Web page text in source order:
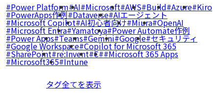
Power Platform AI Microsoft AWS Build Azure Kiro
PowerApps作例 Dataverse AIエージェント
Microsoft Copilot AI初心者向け Miura OpenAI
Microsoft Entra Yamatoya Power Automate作例
Power Apps Teams Gemini Google セキュリティ
Google Workspace Copilot for Microsoft 365
SharePoint re:Invent C# Microsoft 365 Apps
Microsoft365 Intune
タグ全てを表示